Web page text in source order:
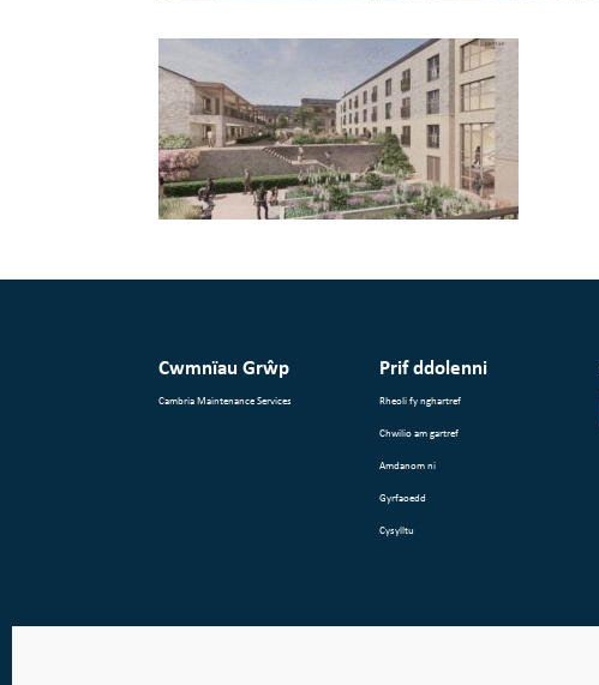
Cwmnïau Grŵp
Cambria Maintenance Services
Prif ddolenni
Rheoli fy nghartref
Chwilio am gartref
Amdanom ni
Gyrfaoedd
Cysylltu